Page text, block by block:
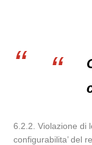
6.2.2. Violazione di
configurabilita’ del